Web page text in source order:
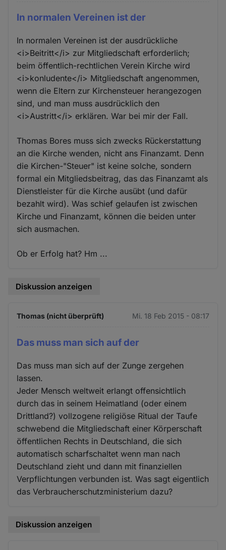
In normalen Vereinen ist der
In normalen Vereinen ist der ausdrückliche
<i>Beitritt</i> zur Mitgliedschaft erforderlich;
beim öffentlich-rechtlichen Verein Kirche wird
<i>konludente</i> Mitgliedschaft angenommen,
wenn die Eltern zur Kirchensteuer herangezogen
sind, und man muss ausdrücklich den
<i>Austritt</i> erklären. War bei mir der Fall.
Thomas Bores muss sich zwecks Rückerstattung
an die Kirche wenden, nicht ans Finanzamt. Denn
die Kirchen-"Steuer" ist keine solche, sondern
formal ein Mitgliedsbeitrag, das das Finanzamt als
Dienstleister für die Kirche ausübt (und dafür
bezahlt wird). Was schief gelaufen ist zwischen
Kirche und Finanzamt, können die beiden unter
sich ausmachen.
Ob er Erfolg hat? Hm ...
Diskussion anzeigen
Thomas (nicht überprüft) Mi. 18 Feb 2015 - 08:17
Das muss man sich auf der
Das muss man sich auf der Zunge zergehen
lassen.
Jeder Mensch weltweit erlangt offensichtlich
durch das in seinem Heimatland (oder einem
Drittland?) vollzogene religiöse Ritual der Taufe
schwebend die Mitgliedschaft einer Körperschaft
öffentlichen Rechts in Deutschland, die sich
automatisch scharfschaltet wenn man nach
Deutschland zieht und dann mit finanziellen
Verpflichtungen verbunden ist. Was sagt eigentlich
das Verbraucherschutzministerium dazu?
Diskussion anzeigen